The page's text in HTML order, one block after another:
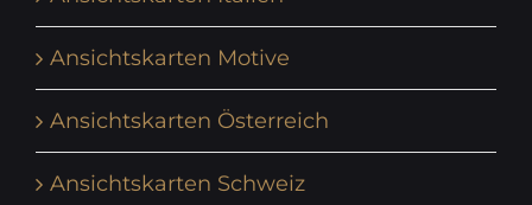
Ansichtskarten Motive
Ansichtskarten Österreich
Ansichtskarten Schweiz